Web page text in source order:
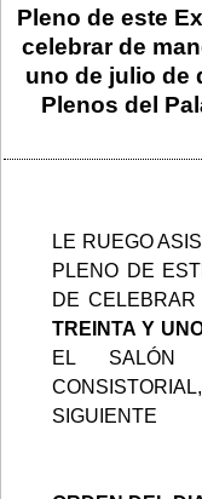
Pleno de este
celebrar de
uno de julio de
Plenos del
LE RUEGO
PLENO DE
DE CELEBRAR
TREINTA Y
EL SALÓN
SIGUIENTE